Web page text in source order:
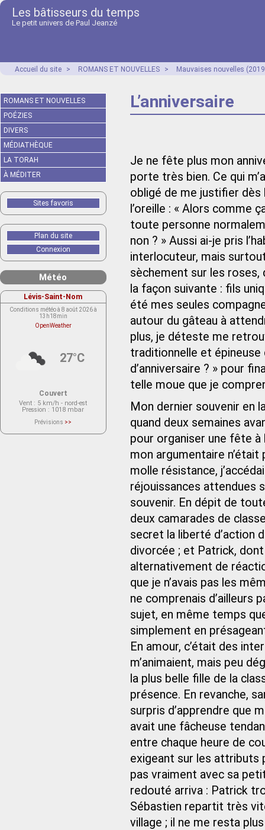
Les bâtisseurs du temps
Le petit univers de Paul Jeanzé
Accueil du site > ROMANS ET NOUVELLES > Mauvaises nouvelles
L’anniversaire
Je ne fête plus mon
porte très bien. Ce qui
obligé de me justifier dès
l’oreille : « Alors comme
toute personne
non ? » Aussi ai-je pris
interlocuteur, mais
sèchement sur les roses,
la façon suivante : fils
été mes seules
autour du gâteau à
plus, je déteste me
traditionnelle et
d’anniversaire ? » pour
telle moue que je
Mon dernier souvenir en
quand deux semaines
pour organiser une fête à
mon argumentaire n’était
molle résistance,
réjouissances attendues
souvenir. En dépit de
deux camarades de
secret la liberté d’action
divorcée ; et Patrick,
alternativement de
que je n’avais pas les
ne comprenais d’ailleurs
sujet, en même temps
simplement en
En amour, c’était des
m’animaient, mais peu
la plus belle fille de la
présence. En revanche,
surpris d’apprendre que
avait une fâcheuse
entre chaque heure de
exigeant sur les attributs
pas vraiment avec sa
redouté arriva : Patrick
Sébastien repartit très
village ; il ne me resta
ROMANS ET NOUVELLES
POÉZIES
DIVERS
MÉDIATHÈQUE
LA TORAH
À MÉDITER
Sites favoris
Plan du site
Connexion
Météo
Lévis-Saint-Nom
Conditions météo à 8 août 2026 à
13h18min
OpenWeather
27°C
Couvert
Vent : 5 km/h - nord-est
Pression : 1018 mbar
Prévisions >>
actuellement aucune prévision